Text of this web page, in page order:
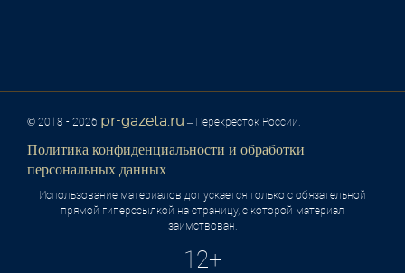
© 2018 - 2026 pr-gazeta.ru – Перекресток России.
Политика конфиденциальности и обработки
персональных данных
Использование материалов допускается только с обязательной
прямой гиперссылкой на страницу, с которой материал
заимствован.
12+